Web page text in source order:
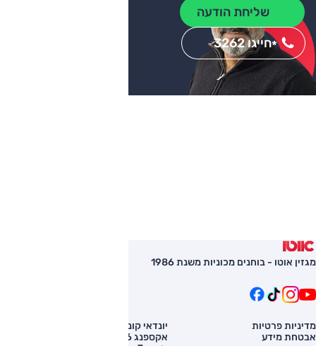
שליחת הודעה
חייגו 3262*
מגזין אוטו - בוחנים מכוניות משנת 1986
מדיניות פרטיות
אבטחת מידע
יונדאי קונה
אקספנג G6